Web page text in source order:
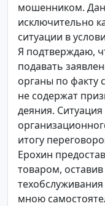
мошенником.
исключительно
ситуации в
Я подтверждаю,
подавать
органы по факту
не содержат
деяния.
итогу
Ерохин
товаром,
мною